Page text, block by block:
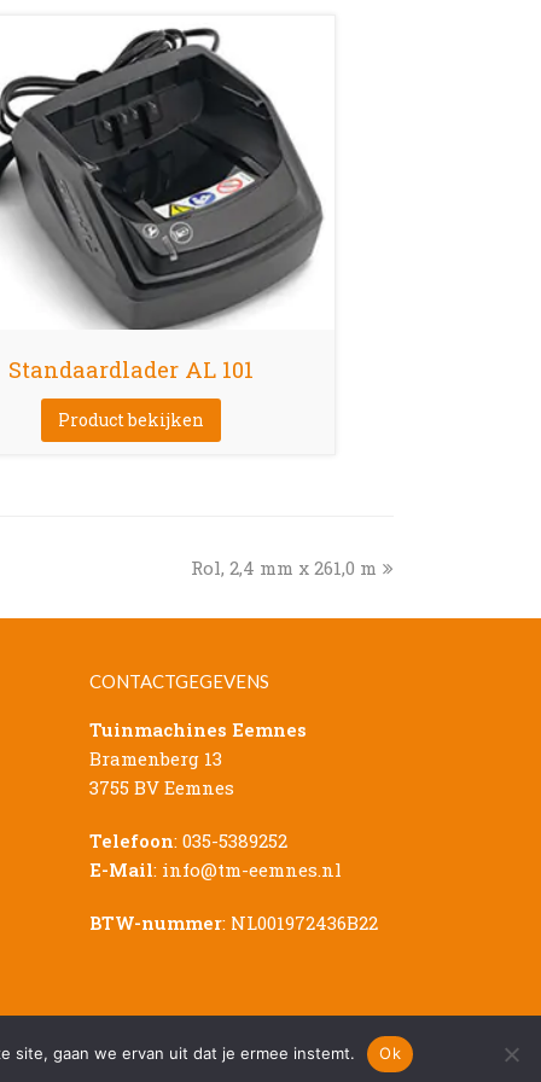
Standaardlader AL 101
Product bekijken
next
Rol, 2,4 mm x 261,0 m
CONTACTGEGEVENS
Tuinmachines Eemnes
Bramenberg 13
3755 BV Eemnes
Telefoon: 035-5389252
E-Mail: info@tm-eemnes.nl
BTW-nummer: NL001972436B22
Sitemap| Privacy Verklaring|Disclaimer
site, gaan we ervan uit dat je ermee instemt. Ok